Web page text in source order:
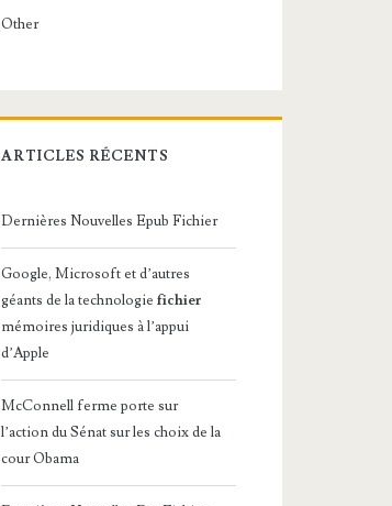
Other
ARTICLES RÉCENTS
Dernières Nouvelles Epub Fichier
Google, Microsoft et d’autres
géants de la technologiefichier
mémoires juridiques à l’appui
d’Apple
McConnell ferme porte sur
l’action du Sénat sur les choix de la
cour Obama